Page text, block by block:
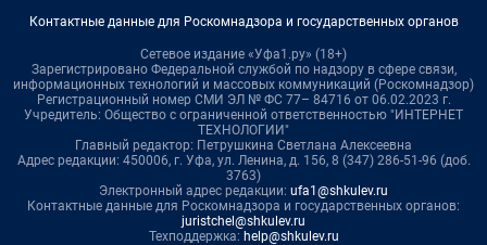
Контактные данные для Роскомнадзора и государственных органов
Сетевое издание «Уфа1.ру» (18+)
Зарегистрировано Федеральной службой по надзору в сфере связи,
информационных технологий и массовых коммуникаций (Роскомнадзор)
Регистрационный номер СМИ ЭЛ № ФС 77– 84716 от 06.02.2023 г.
Учредитель: Общество с ограниченной ответственностью "ИНТЕРНЕТ
ТЕХНОЛОГИИ"
Главный редактор: Петрушкина Светлана Алексеевна
Адрес редакции: 450006, г. Уфа, ул. Ленина, д. 156, 8 (347) 286-51-96 (доб.
3763)
Электронный адрес редакции: ufa1@shkulev.ru
Контактные данные для Роскомнадзора и государственных органов:
juristchel@shkulev.ru
Техподдержка: help@shkulev.ru